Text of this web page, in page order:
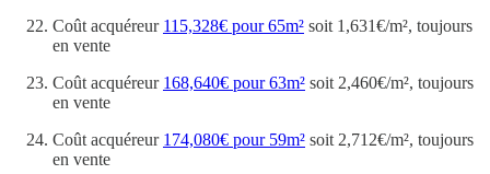
Coût acquéreur 115,328€ pour 65m² soit 1,631€/m², toujours
en vente
Coût acquéreur 168,640€ pour 63m² soit 2,460€/m², toujours
en vente
Coût acquéreur 174,080€ pour 59m² soit 2,712€/m², toujours
en vente